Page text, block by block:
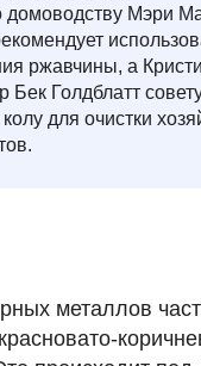
домоводству Мэри
ржавчины, а
Голдблатт
для очистки
металлов